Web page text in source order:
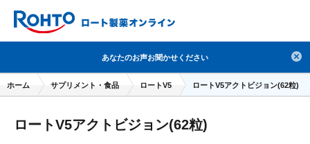
人気のキーワードで検索
目薬 ロートV5 日焼け止め 熱中症対策
デオコ セラミド オバジ ダーマセプトRX
検索
あなたのお声お聞かせください
ホーム サプリメント・食品 ロートV5 ロートV5アクトビジョン(62粒)
ロートV5アクトビジョン(62粒)